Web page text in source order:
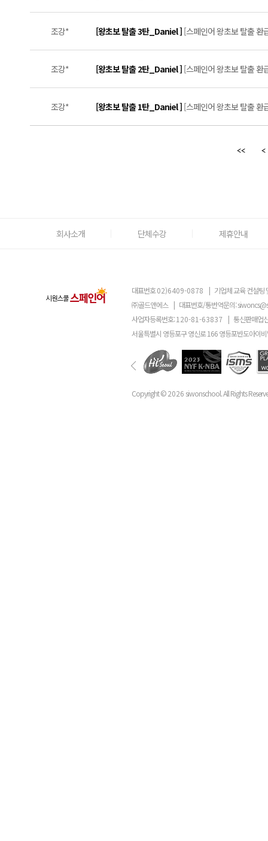
조강* [왕초보 탈출 3탄_Daniel ] [스페인어 왕초보 탈출 환
조강* [왕초보 탈출 2탄_Daniel ] [스페인어 왕초보 탈출 환
조강* [왕초보 탈출 1탄_Daniel ] [스페인어 왕초보 탈출 환
회사소개 단체수강 제휴안내
대표번호02)6409-0878 | 기업체 교육 컨설팅
㈜골드앤에스 | 대표번호/통번역문의:
사업자등록번호:120-81-63837 | 통신판매업
서울특별시 영등포구 영신로 166 영등포반도아이
Copyright ©2026 siwonschool. All Rights